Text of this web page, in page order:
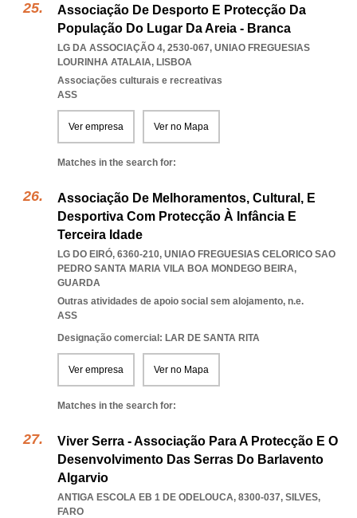
Associação De Desporto E Protecção Da
População Do Lugar Da Areia - Branca
LG DA ASSOCIAÇÃO 4, 2530-067, UNIAO FREGUESIAS
LOURINHA ATALAIA, LISBOA
Associações culturais e recreativas
ASS
Ver empresa Ver no Mapa
Matches in the search for:
Associação De Melhoramentos, Cultural, E
Desportiva Com Protecção À Infância E
Terceira Idade
LG DO EIRÓ, 6360-210, UNIAO FREGUESIAS CELORICO SAO
PEDRO SANTA MARIA VILA BOA MONDEGO BEIRA,
GUARDA
Outras atividades de apoio social sem alojamento, n.e.
ASS
Designação comercial: LAR DE SANTA RITA
Ver empresa Ver no Mapa
Matches in the search for:
Viver Serra - Associação Para A Protecção E O
Desenvolvimento Das Serras Do Barlavento
Algarvio
ANTIGA ESCOLA EB 1 DE ODELOUCA, 8300-037, SILVES,
FARO